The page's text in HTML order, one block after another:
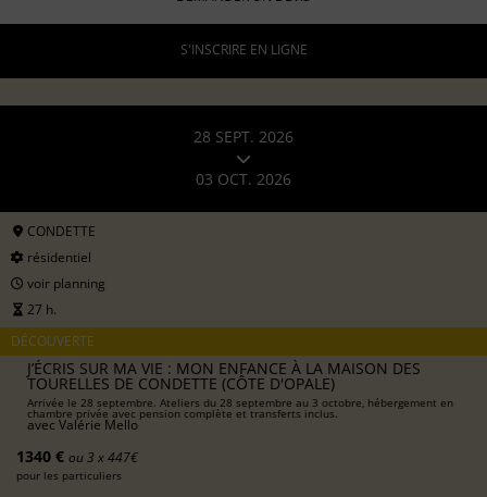
S'INSCRIRE EN LIGNE
28 SEPT. 2026
03 OCT. 2026
CONDETTE
résidentiel
voir planning
27 h.
DÉCOUVERTE
J’ÉCRIS SUR MA VIE : MON ENFANCE À LA MAISON DES
TOURELLES DE CONDETTE (CÔTE D'OPALE)
Arrivée le 28 septembre. Ateliers du 28 septembre au 3 octobre, hébergement en
chambre privée avec pension complète et transferts inclus.
avec Valérie Mello
1340 € ou 3 x 447€
pour les particuliers